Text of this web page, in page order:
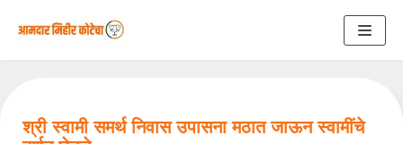
श्री स्वामी समर्थ निवास उपासना मठात जाऊन स्वामींचे